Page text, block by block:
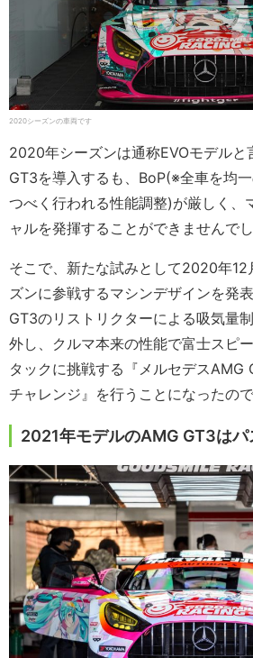
2020シーズンの車両です
2020年シーズンは通称EVOモデルと
GT3を導入するも、BoP(※全車を均
つべく行われる性能調整)が厳しく、
ャルを発揮することができませんでし
そこで、新たな試みとして2020年
ズンに参戦するマシンデザインを発
GT3のリストリクターによる吸気量
外し、クルマ本来の性能で富士スピ
タックに挑戦する『メルセデスAMG
チャレンジ』を行うことになったので
2021年モデルのAMG GT3はパ